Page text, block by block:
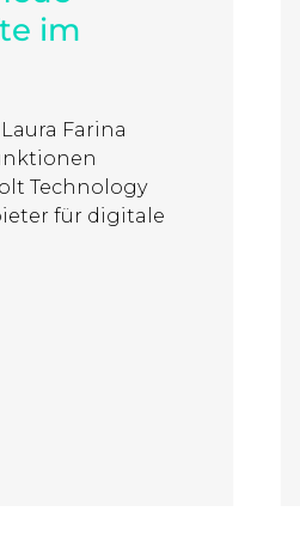
im
Farina
Technology
für digitale